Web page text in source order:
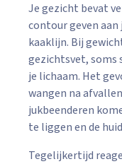
Je gezicht bevat
contour geven aan
kaaklijn. Bij
gezichtsvet, soms
je lichaam. Het
wangen na
jukbeenderen
te liggen en de
Tegelijkertijd